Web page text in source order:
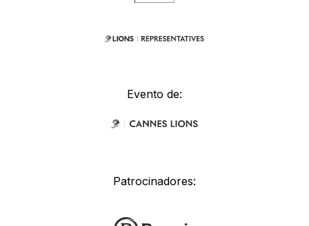
Evento de:
Patrocinadores: